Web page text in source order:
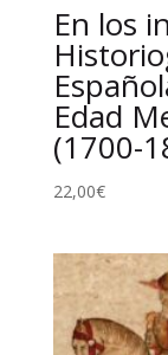
En los
Edad
(1700-
22,00€